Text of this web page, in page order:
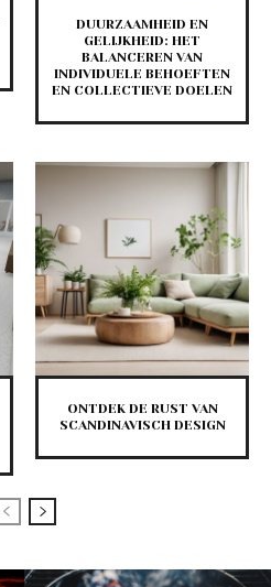
DUURZAAMHEID EN
GELIJKHEID: HET
BALANCEREN VAN
INDIVIDUELE BEHOEFTEN
EN COLLECTIEVE DOELEN
ONTDEK DE RUST VAN
SCANDINAVISCH DESIGN